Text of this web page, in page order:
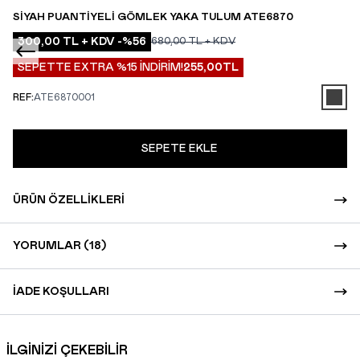
SIYAH PUANTIYELI GÖMLEK YAKA TULUM ATE6870
300,00 TL + KDV -%56 680,00TL + KDV
SEPETTE EXTRA %15 İNDİRİM!255,00TL
REF:ATE6870001
SEPETE EKLE
ÜRÜN ÖZELLIKLERI
YORUMLAR (18)
İADE KOŞULLARI
İLGİNİZİ ÇEKEBİLİR